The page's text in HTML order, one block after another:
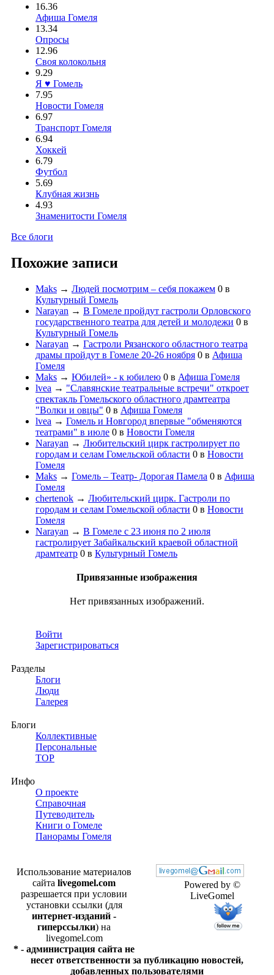
16.36
Афиша Гомеля
13.34
Опросы
12.96
Своя колокольня
9.29
Я ♥ Гомель
7.95
Новости Гомеля
6.97
Транспорт Гомеля
6.94
Хоккей
6.79
Футбол
5.69
Клубная жизнь
4.93
Знаменитости Гомеля
Все блоги
Похожие записи
Maks → Людей посмотрим – себя покажем 0 в
Культурный Гомель
Narayan → В Гомеле пройдут гастроли Орловского
государственного театра для детей и молодежи 0 в
Культурный Гомель
Narayan → Гастроли Рязанского областного театра
драмы пройдут в Гомеле 20-26 ноября 0 в Афиша
Гомеля
Maks → Юбилей» - к юбилею 0 в Афиша Гомеля
lvea → "Славянские театральные встречи" откроет
спектакль Гомельского областного драмтеатра
"Волки и овцы" 0 в Афиша Гомеля
lvea → Гомель и Новгород впервые "обменяются
театрами" в июле 0 в Новости Гомеля
Narayan → Любительский цирк гастролирует по
городам и селам Гомельской области 0 в Новости
Гомеля
Maks → Гомель – Театр- Дорогая Памела 0 в Афиша
Гомеля
chertenok → Любительский цирк. Гастроли по
городам и селам Гомельской области 0 в Новости
Гомеля
Narayan → В Гомеле с 23 июня по 2 июля
гастролирует Забайкальский краевой областной
драмтеатр 0 в Культурный Гомель
Привязанные изображения
Нет привязанных изображений.
Войти
Зарегистрироваться
Разделы
Блоги
Люди
Галерея
Блоги
Коллективные
Персональные
TOP
Инфо
О проекте
Справочная
Путеводитель
Книги о Гомеле
Панорамы Гомеля
Powered by ©
LiveGomel
Использование материалов
сайта livegomel.com
разрешается при условии
установки ссылки (для
интернет-изданий -
гиперссылки) на
livegomel.com
* - администрация сайта не
несет ответственности за публикацию новостей,
добавленных пользователями